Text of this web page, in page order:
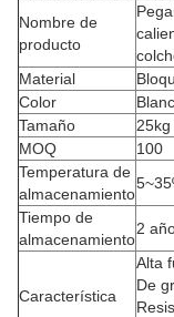
Nombre de
producto
Material
Color
Tamaño
25kg
MOQ
100
Temperatura de
almacenamiento
Tiempo de
almacenamiento
2
Característica
Alta
De